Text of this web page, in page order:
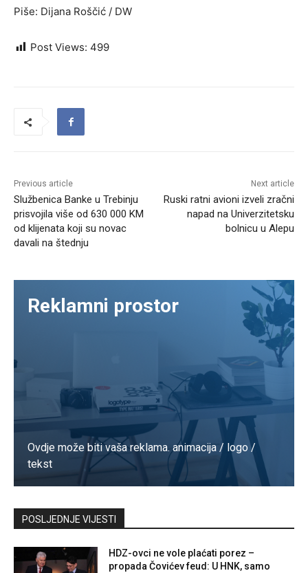
Piše: Dijana Roščić / DW
Post Views: 499
Previous article
Službenica Banke u Trebinju
prisvojila više od 630 000 KM
od klijenata koji su novac
davali na štednju
Next article
Ruski ratni avioni izveli zračni
napad na Univerzitetsku
bolnicu u Alepu
Reklamni prostor
Ovdje može biti vaša reklama. animacija / logo /
tekst
Kontaktirajte nas
POSLJEDNJE VIJESTI
HDZ-ovci ne vole plaćati porez –
propada Čovićev feud: U HNK, samo